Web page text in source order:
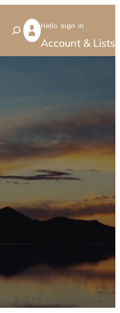
S
e
Hello sign in
Account & Lists